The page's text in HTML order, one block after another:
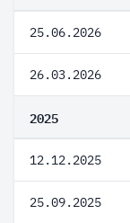
25.06.2026
26.03.2026
2025
12.12.2025
25.09.2025